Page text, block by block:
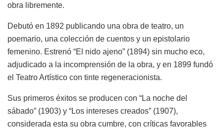
obra libremente.
Debutó en 1892 publicando una obra de teatro, un
poemario, una colección de cuentos y un epistolario
femenino. Estrenó “El nido ajeno” (1894) sin mucho eco,
adjudicado a la incomprensión de la obra, y en 1899 fundó
el Teatro Artístico con tinte regeneracionista.
Sus primeros éxitos se producen con “La noche del
sábado” (1903) y “Los intereses creados” (1907),
considerada esta su obra cumbre, con críticas favorables